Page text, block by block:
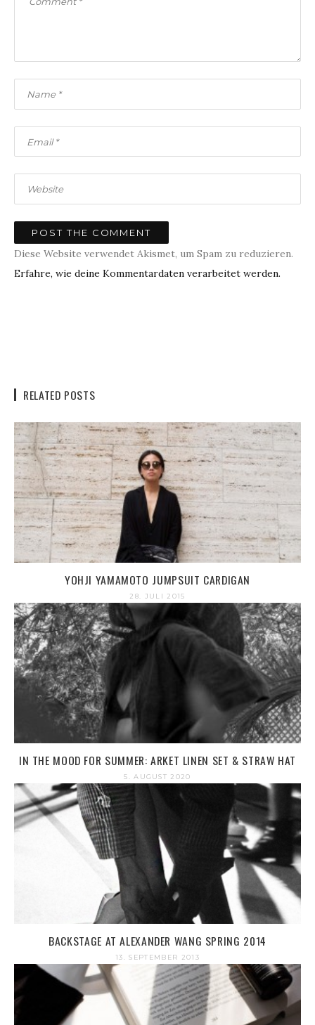
Diese Website verwendet Akismet, um Spam zu reduzieren.
Erfahre, wie deine Kommentardaten verarbeitet werden.
RELATED POSTS
YOHJI YAMAMOTO JUMPSUIT CARDIGAN
28. JULI 2015
IN THE MOOD FOR SUMMER: ARKET LINEN SET & STRAW HAT
5. AUGUST 2020
BACKSTAGE AT ALEXANDER WANG SPRING 2014
13. SEPTEMBER 2013